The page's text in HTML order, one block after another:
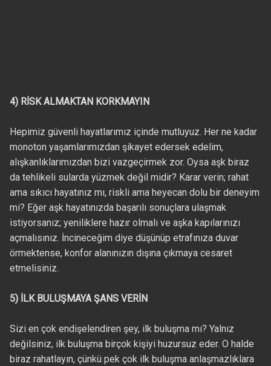
4) RİSK ALMAKTAN KORKMAYIN
Hepimiz güvenli hayatlarımız içinde mutluyuz. Her ne kadar
monoton yaşamlarımızdan şikayet edersek edelim,
alışkanlıklarımızdan bizi vazgeçirmek zor. Oysa aşk biraz
da tehlikeli sularda yüzmek değil midir? Karar verin; rahat
ama sıkıcı hayatınız mı, riskli ama heyecan dolu bir deneyim
mi? Eğer aşk hayatınızda başarılı sonuçlara ulaşmak
istiyorsanız; yeniliklere hazır olmalı ve aşka kapılarınızı
açmalısınız. İncineceğim diye düşünüp etrafınıza duvar
örmektense, konfor alanınızın dışına çıkmaya cesaret
etmelisiniz.
5) İLK BULUŞMAYA ŞANS VERİN
Sizi en çok endişelendiren şey, ilk buluşma mı? Yalnız
değilsiniz, ilk buluşma birçok kişiyi huzursuz eder. O halde
biraz rahatlayın, çünkü pek çok ilk buluşma anlaşmazlıklara